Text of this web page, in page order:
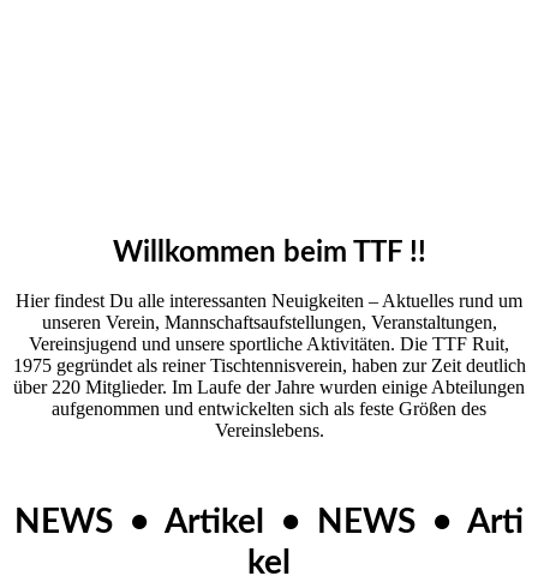
Willkommen beim TTF !!
Hier findest Du alle interessanten Neuigkeiten – Aktuelles rund um
unseren Ver­ein, Mannschaftsaufstellungen, Veranstaltungen,
Vereinsjugend und unsere sportliche Aktivitäten. Die TTF Ruit,
1975 gegründet als reiner Tischtennisverein, haben zur Zeit deutlich
über 220 Mitglieder. Im Laufe der Jahre wurden einige Abteilungen
aufgenommen und entwickelten sich als feste Größen des
Vereinslebens.
NEWS • Artikel • NEWS • Arti
kel